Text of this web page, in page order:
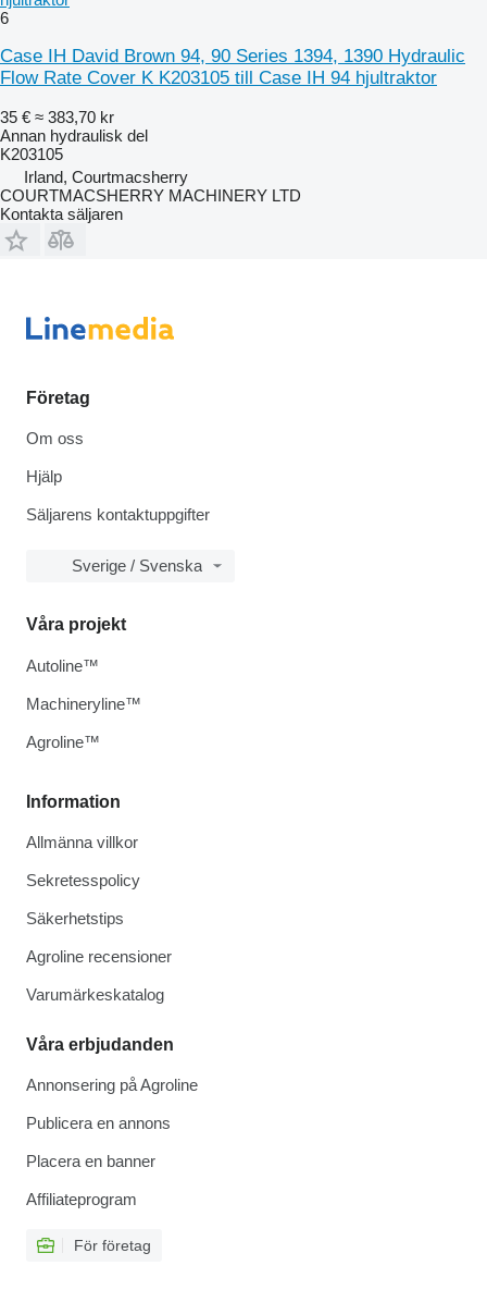
6
Case IH David Brown 94, 90 Series 1394, 1390 Hydraulic
Flow Rate Cover K K203105 till Case IH 94 hjultraktor
35 € ≈ 383,70 kr
Annan hydraulisk del
K203105
Irland, Courtmacsherry
COURTMACSHERRY MACHINERY LTD
Kontakta säljaren
Företag
Om oss
Hjälp
Säljarens kontaktuppgifter
Sverige / Svenska
Information
Allmänna villkor
Sekretesspolicy
Säkerhetstips
Agroline recensioner
Varumärkeskatalog
Våra erbjudanden
Annonsering på Agroline
Publicera en annons
Placera en banner
Affiliateprogram
För företag
Våra projekt
Autoline™
Machineryline™
Agroline™